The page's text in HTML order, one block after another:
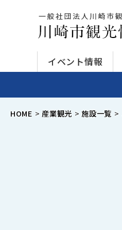
イベント情報
HOME 産業観光 施設一覧